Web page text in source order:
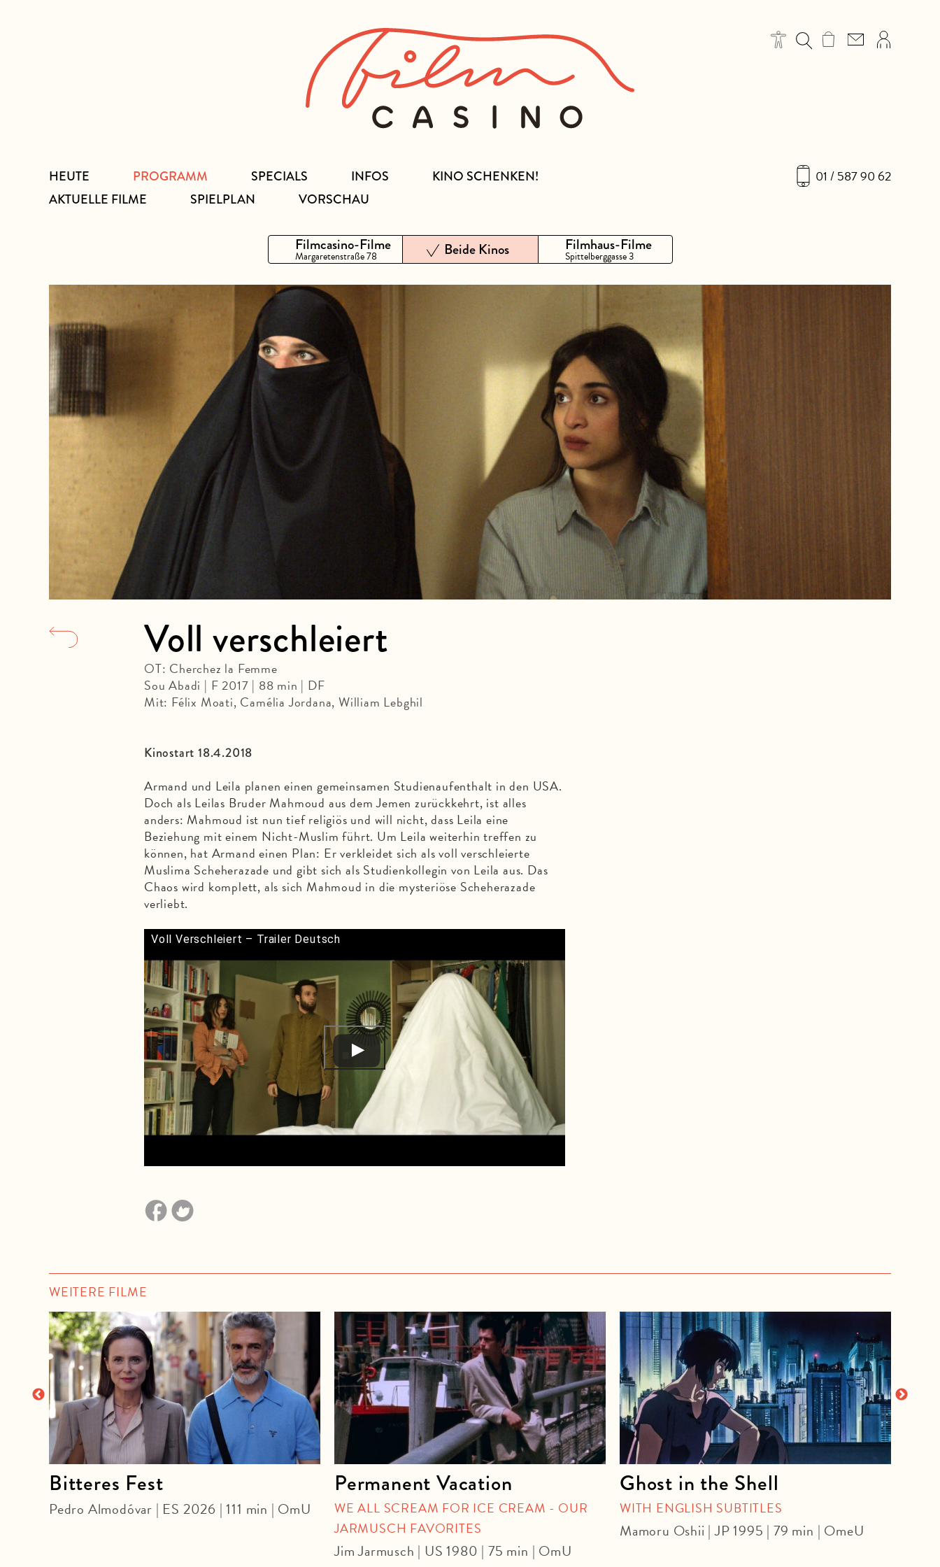
01 / 587 90 62
HEUTE
PROGRAMM
AKTUELLE FILME
SPIELPLAN VORSCHAU
SPECIALS INFOS KINO SCHENKEN!
Filmcasino-Filme
Margaretenstraße 78 Beide Kinos Filmhaus-Filme
Spittelberggasse 3
Voll verschleiert
OT: Cherchez la Femme
Sou Abadi | F 2017 | 88 min | DF
Mit: Félix Moati, Camélia Jordana, William Lebghil
Kinostart 18.4.2018
Armand und Leila planen einen gemeinsamen Studienaufenthalt in den USA.
Doch als Leilas Bruder Mahmoud aus dem Jemen zurückkehrt, ist alles
anders: Mahmoud ist nun tief religiös und will nicht, dass Leila eine
Beziehung mit einem Nicht-Muslim führt. Um Leila weiterhin treffen zu
können, hat Armand einen Plan: Er verkleidet sich als voll verschleierte
Muslima Scheherazade und gibt sich als Studienkollegin von Leila aus. Das
Chaos wird komplett, als sich Mahmoud in die mysteriöse Scheherazade
verliebt.
Voll Verschleiert – Trailer Deutsch
WEITERE FILME
Bitteres Fest
Pedro Almodóvar | ES 2026 | 111 min | OmU
Permanent Vacation
WE ALL SCREAM FOR ICE CREAM - OUR
JARMUSCH FAVORITES
Jim Jarmusch | US 1980 | 75 min | OmU
Ghost in the Shell
WITH ENGLISH SUBTITLES
Mamoru Oshii | JP 1995 | 79 min | OmeU